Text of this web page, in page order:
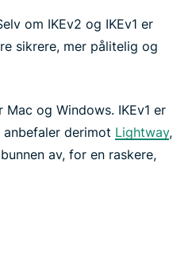
om IKEv2 og IKEv1 er
sikrere, mer pålitelig og
og Windows. IKEv1 er
anbefaler derimot Lightway,
av, for en raskere,